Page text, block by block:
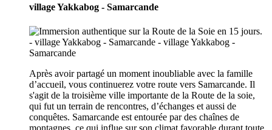
village Yakkabog - Samarcande
Après avoir partagé un moment inoubliable avec la famille
d’accueil, vous continuerez votre route vers Samarcande. Il
s'agit de la troisième ville importante de la Route de la soie,
qui fut un terrain de rencontres, d’échanges et aussi de
conquêtes. Samarcande est entourée par des chaînes de
montagnes, ce qui influe sur son climat favorable durant toute